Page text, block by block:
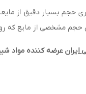
حجم بسیار دقیق از
حجم مشخصی از مایع که
ایران عرضه کننده مواد